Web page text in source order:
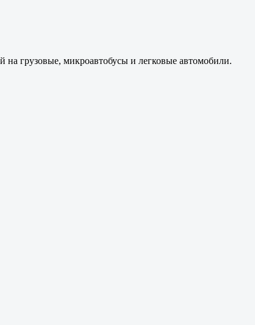
на грузовые, микроавтобусы и легковые автомобили.